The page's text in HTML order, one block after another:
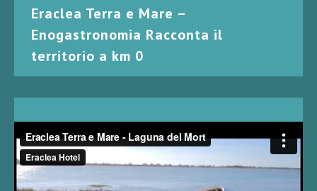
Eraclea Terra e Mare –
Enogastronomia Racconta il
territorio a km 0